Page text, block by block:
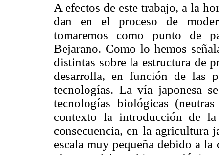
A efectos de este trabajo, a la
dan en el proceso de
tomaremos como punto de
Bejarano. Como lo hemos
distintas sobre la estructura de
desarrolla, en función de las
tecnologías. La vía japonesa
tecnologías biológicas
contexto la introducción de
consecuencia, en la agricultura
escala muy pequeña debido a